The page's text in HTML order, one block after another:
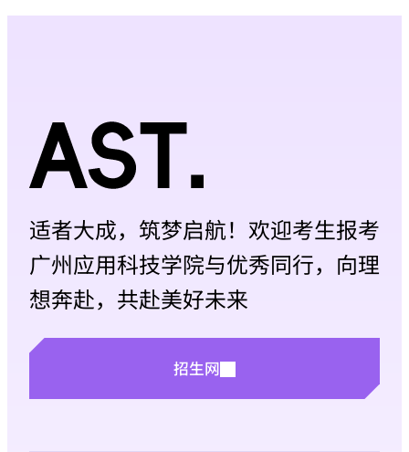
适者大成，筑梦启航！欢迎考生报考
广州应用科技学院与优秀同行，向理
想奔赴，共赴美好未来
招生网